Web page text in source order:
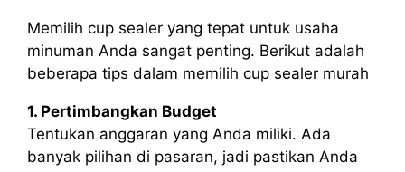
Memilih cup sealer yang tepat untuk usaha
minuman Anda sangat penting. Berikut adalah
beberapa tips dalam memilih cup sealer murah
1. Pertimbangkan Budget
Tentukan anggaran yang Anda miliki. Ada
banyak pilihan di pasaran, jadi pastikan Anda